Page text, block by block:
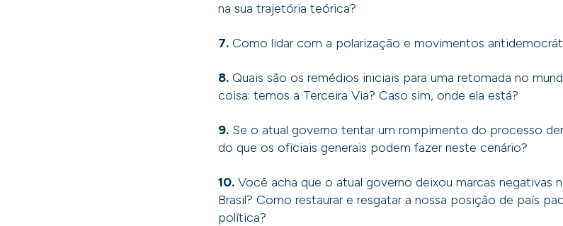
na sua trajetória teórica?
7. Como lidar com a polarização e movimentos
8. Quais são os remédios iniciais para uma retomada no
coisa: temos a Terceira Via? Caso sim, onde ela está?
9. Se o atual governo tentar um rompimento do processo
do que os oficiais generais podem fazer neste cenário?
10. Você acha que o atual governo deixou marcas negativas
Brasil? Como restaurar e resgatar a nossa posição de país
política?